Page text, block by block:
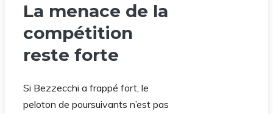
La menace de la
compétition
reste forte
Si Bezzecchi a frappé fort, le
peloton de poursuivants n’est pas